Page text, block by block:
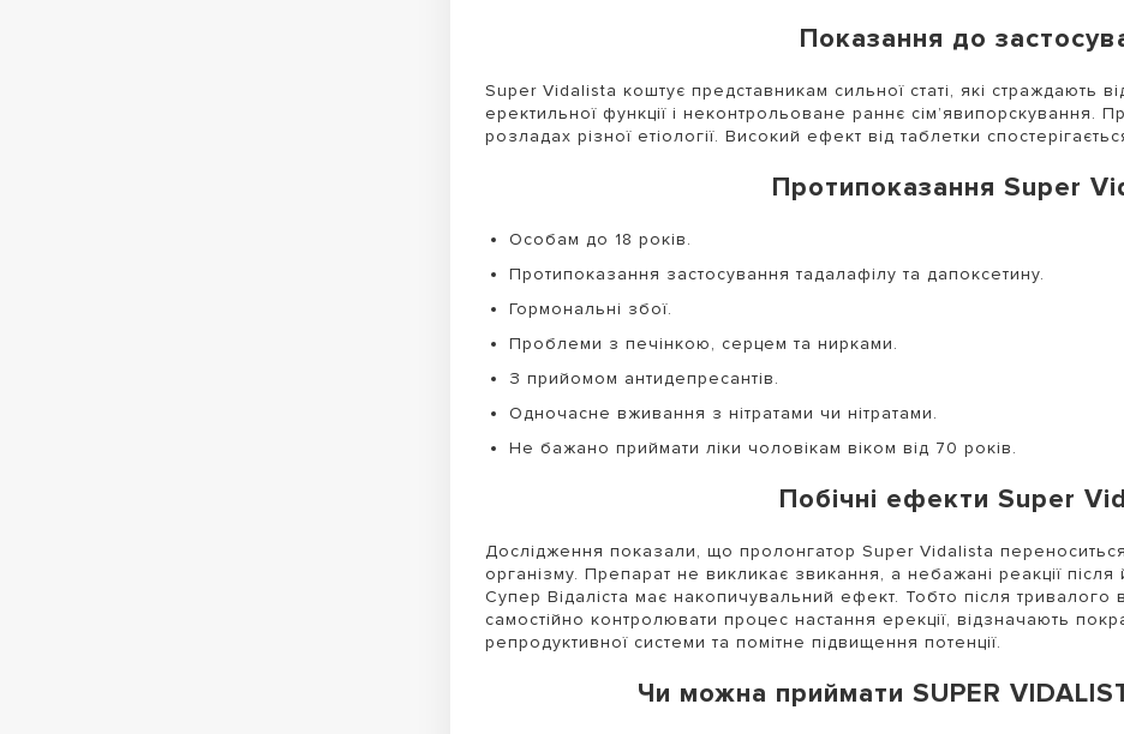
Показання до
Super Vidalista коштує представникам сильної статі, які страждають
еректильної функції і неконтрольоване раннє сім’явипорскування.
розладах різної етіології. Високий ефект від таблетки
Протипоказання Super
Особам до 18 років.
Протипоказання застосування тадалафілу та дапоксетину.
Гормональні збої.
Проблеми з печінкою, серцем та нирками.
З прийомом антидепресантів.
Одночасне вживання з нітратами чи нітратами.
Не бажано приймати ліки чоловікам віком від 70 років.
Побічні ефекти Super
Дослідження показали, що пролонгатор Super Vidalista
організму. Препарат не викликає звикання, а небажані реакції
Супер Відаліста має накопичувальний ефект. Тобто після тривалого
самостійно контролювати процес настання ерекції, відзначають
репродуктивної системи та помітне підвищення потенції.
Чи можна приймати SUPER